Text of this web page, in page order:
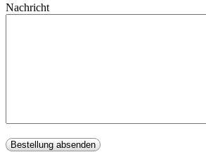
Nachricht
Bitte lasse dieses Feld leer.
Bitte lasse dieses Feld leer.